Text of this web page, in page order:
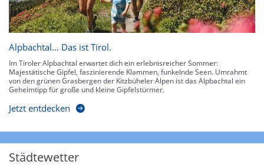
Alpbachtal… Das ist Tirol.
Im Tiroler Alpbachtal erwartet dich ein erlebnisreicher Sommer:
Majestätische Gipfel, faszinierende Klammen, funkelnde Seen. Umrahmt
von den grünen Grasbergen der Kitzbüheler Alpen ist das Alpbachtal ein
Geheimtipp für große und kleine Gipfelstürmer.
Jetzt entdecken
Städtewetter